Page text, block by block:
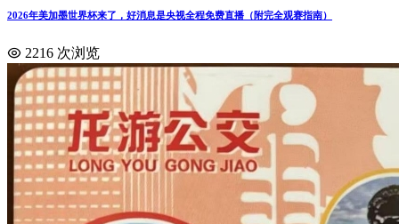
2026年美加墨世界杯来了，好消息是央视全程免费直播（附完全观赛指南）
2216 次浏览